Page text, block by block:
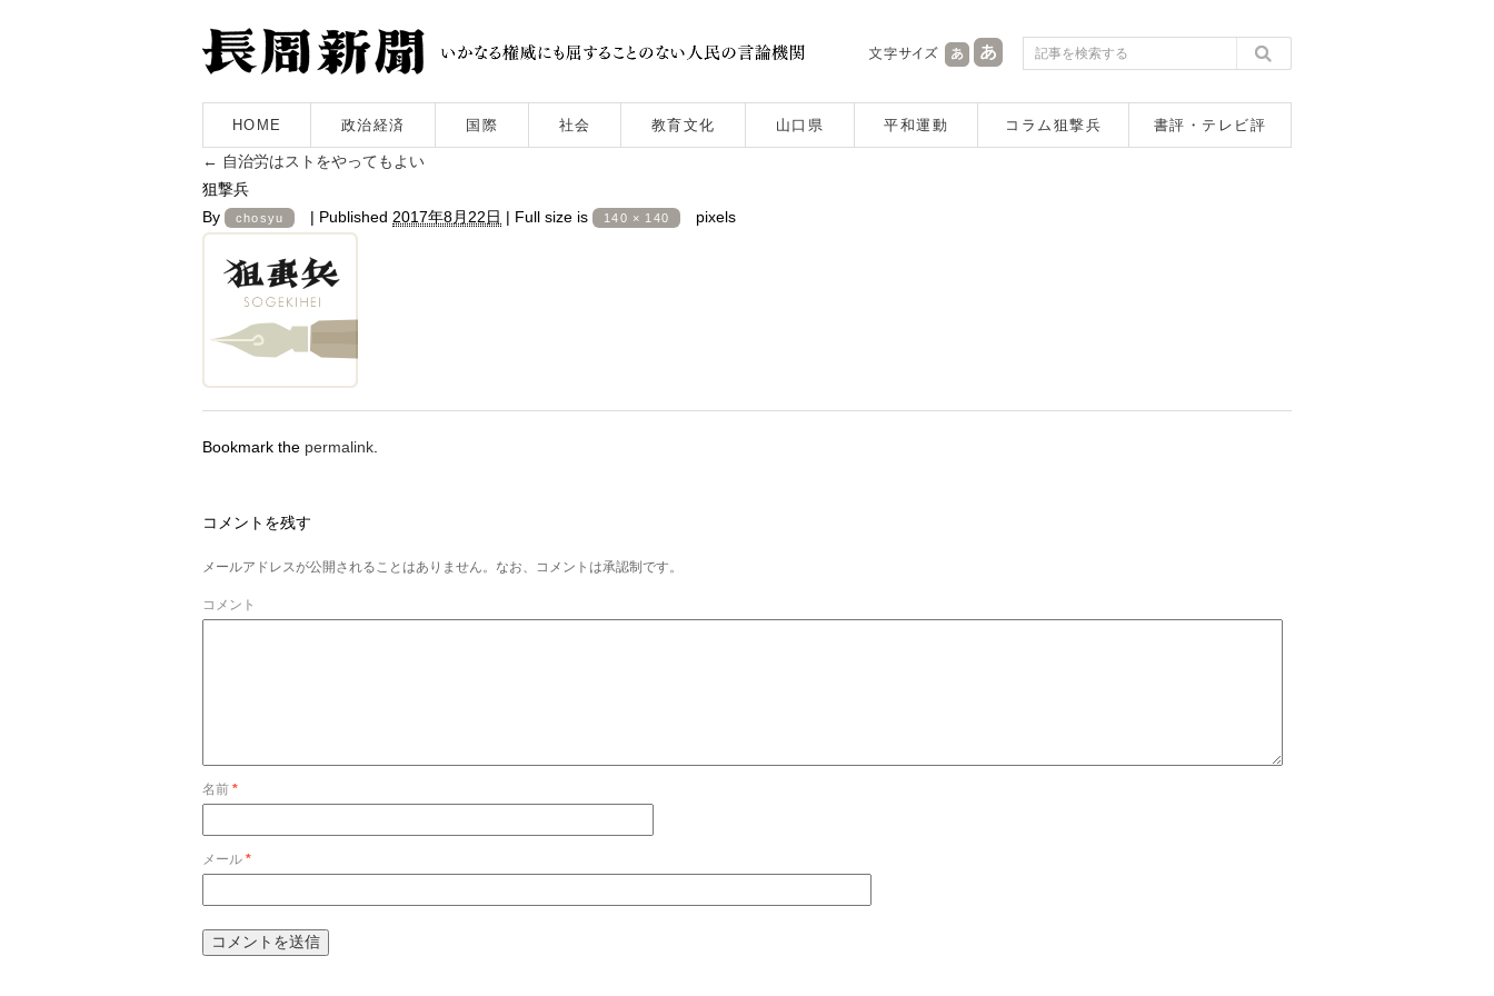
HOME 政治経済 国際 社会 教育文化 山口県 平和運動 コラム狙撃兵 書評・テレビ評
← 自治労はストをやってもよい
狙撃兵
By
chosyu | Published 2017年8月22日 | Full size is 140 × 140 pixels
Bookmark the permalink
コメントを残す
メールアドレスが公開されることはありません。なお、コメントは承認制です。
コメント
名前 *
メール *